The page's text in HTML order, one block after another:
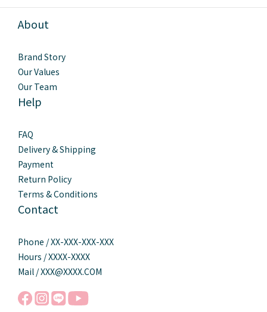
About
Brand Story
Our Values
Our Team
Help
FAQ
Delivery & Shipping
Payment
Return Policy
Terms & Conditions
Contact
Phone / XX-XXX-XXX-XXX
Hours / XXXX-XXXX
Mail / XXX@XXXX.COM